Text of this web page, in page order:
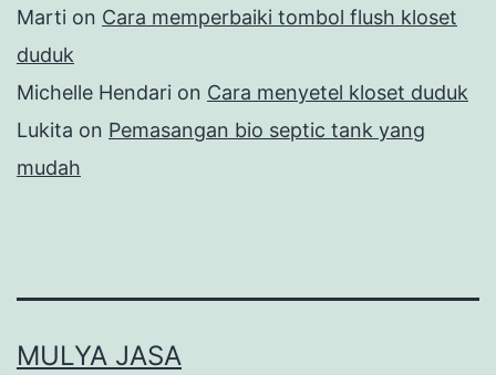
Marti on Cara memperbaiki tombol flush kloset
duduk
Michelle Hendari on Cara menyetel kloset duduk
Lukita on Pemasangan bio septic tank yang
mudah
MULYA JASA